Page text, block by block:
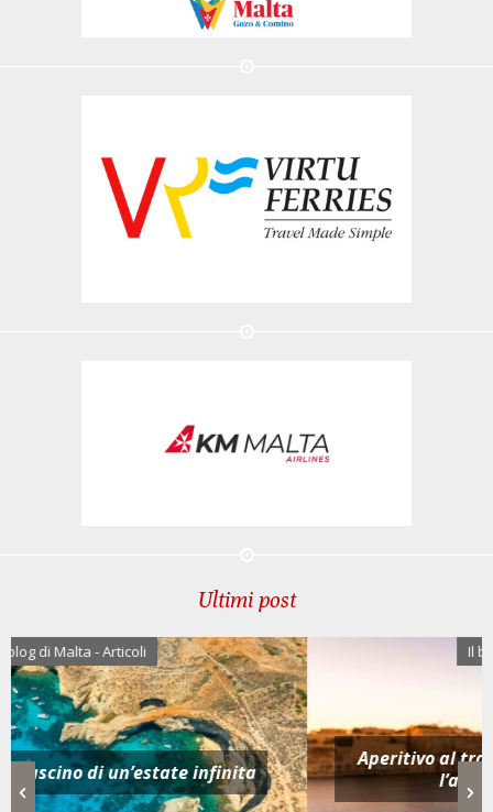
Ultimi post
Il blog di Malta - Articoli
Aperitivo al tramonto a Malta e Gozo: scegli
l’atmosfera che fa per te